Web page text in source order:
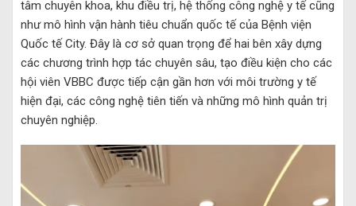
tâm chuyên khoa, khu điều trị, hệ thống công nghệ y tế cũng
như mô hình vận hành tiêu chuẩn quốc tế của Bệnh viện
Quốc tế City. Đây là cơ sở quan trọng để hai bên xây dựng
các chương trình hợp tác chuyên sâu, tạo điều kiện cho các
hội viên VBBC được tiếp cận gần hơn với môi trường y tế
hiện đại, các công nghệ tiên tiến và những mô hình quản trị
chuyên nghiệp.